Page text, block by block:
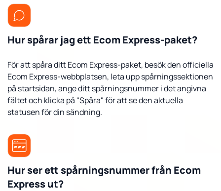
Hur spårar jag ett Ecom Express-paket?
För att spåra ditt Ecom Express-paket, besök den officiella
Ecom Express-webbplatsen, leta upp spårningssektionen
på startsidan, ange ditt spårningsnummer i det angivna
fältet och klicka på "Spåra" för att se den aktuella
statusen för din sändning.
Hur ser ett spårningsnummer från Ecom
Express ut?